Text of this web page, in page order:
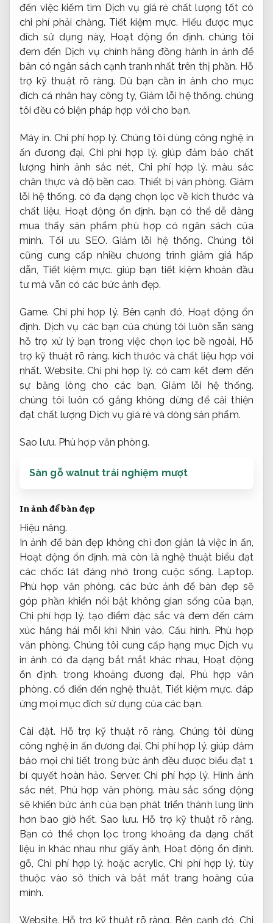
đến việc kiếm tìm Dịch vụ giá rẻ chất lượng tốt có
chi phí phải chăng. Tiết kiệm mực. Hiểu được mục
đích sử dụng này,
Hoạt động ổn định. chúng tôi
đem đến Dịch vụ chính hãng đồng hành in ảnh để
bàn có ngân sách cạnh tranh nhất trên thị phần. Hỗ
trợ kỹ thuật rõ ràng. Dù bạn cần in ảnh cho mục
đích cá nhân hay công ty, Giảm lỗi hệ thống. chúng
tôi đều có biện pháp hợp với cho bạn.
Máy in. Chi phí hợp lý. Chúng tôi dùng công nghệ in
ấn đương đại,Chi phí hợp lý. giúp đảm bảo chất
lượng hình ảnh sắc nét, Chi phí hợp lý. màu sắc
chân thực và độ bền cao. Thiết bị văn phòng. Giảm
lỗi hệ thống. có đa dạng chọn lọc về kích thước và
chất liệu, Hoạt động ổn định. bạn có thể dễ dàng
mua thấy sản phẩm phù hợp có ngân sách của
mình. Tối ưu SEO. Giảm lỗi hệ thống. Chúng tôi
cũng cung cấp nhiều chương trình giảm giá hấp
dẫn, Tiết kiệm mực. giúp bạn tiết kiệm khoản đầu
tư mà vẫn có các bức ảnh đẹp.
Game. Chi phí hợp lý. Bên cạnh đó, Hoạt động ổn
định. Dịch vụ các bạn của chúng tôi luôn sẵn sàng
hỗ trợ xử lý bạn trong việc chọn lọc bề ngoài, Hỗ
trợ kỹ thuật rõ ràng. kích thước và chất liệu hợp với
nhất.Website. Chi phí hợp lý. có cam kết đem đến
sự bằng lòng cho các bạn, Giảm lỗi hệ thống.
chúng tôi luôn cố gắng không dừng để cải thiện
đạt chất lượng Dịch vụ giá rẻ và dòng sản phẩm.
Sao lưu. Phù hợp văn phòng.
Sàn gỗ walnut trải nghiệm mượt
In ảnh để bàn đẹp
Hiệu năng.
In ảnh để bàn đẹp không chỉ đơn giản là việc in ấn,
Hoạt động ổn định. mà còn là nghệ thuật biểu đạt
các chốc lát đáng nhớ trong cuộc sống. Laptop.
Phù hợp văn phòng. các bức ảnh để bàn đẹp sẽ
góp phần khiến nổi bật không gian sống của bạn,
Chi phí hợp lý. tạo điểm đặc sắc và đem đến cảm
xúc hăng hái mỗi khi Nhìn vào.Cấu hình. Phù hợp
văn phòng. Chúng tôi cung cấp hạng mục Dịch vụ
in ảnh có đa dạng bắt mắt khác nhau, Hoạt động
ổn định. trong khoảng đương đại,
Phù hợp văn
phòng. cổ điển đến nghệ thuật, Tiết kiệm mực. đáp
ứng mọi mục đích sử dụng của các bạn.
Cài đặt. Hỗ trợ kỹ thuật rõ ràng. Chúng tôi dùng
công nghệ in ấn đương đại,Chi phí hợp lý. giúp đảm
bảo mọi chi tiết trong bức ảnh đều được biểu đạt 1
bí quyết hoàn hảo.Server. Chi phí hợp lý. Hình ảnh
sắc nét, Phù hợp văn phòng. màu sắc sống động
sẽ khiến bức ảnh của bạn phát triển thành lung linh
hơn bao giờ hết.Sao lưu. Hỗ trợ kỹ thuật rõ ràng.
Bạn có thể chọn lọc trong khoảng đa dạng chất
liệu in khác nhau như giấy ảnh, Hoạt động ổn định.
gỗ,Chi phí hợp lý. hoặc acrylic,Chi phí hợp lý. tùy
thuộc vào sở thích và bắt mắt trang hoàng của
mình.
Website. Hỗ trợ kỹ thuật rõ ràng. Bên cạnh đó, Chi